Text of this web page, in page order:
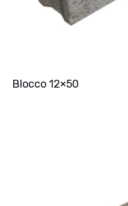
Blocco 12×50